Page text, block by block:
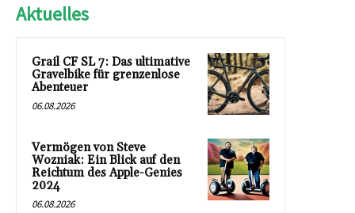
Aktuelles
Grail CF SL 7: Das ultimative
Gravelbike für grenzenlose
Abenteuer
06.08.2026
Vermögen von Steve
Wozniak: Ein Blick auf den
Reichtum des Apple-Genies
2024
06.08.2026